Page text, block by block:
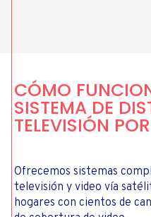
CÓMO
SISTEMA DE
TELEVISIÓN
Ofrecemos sistemas
televisión y video vía
hogares con cientos de